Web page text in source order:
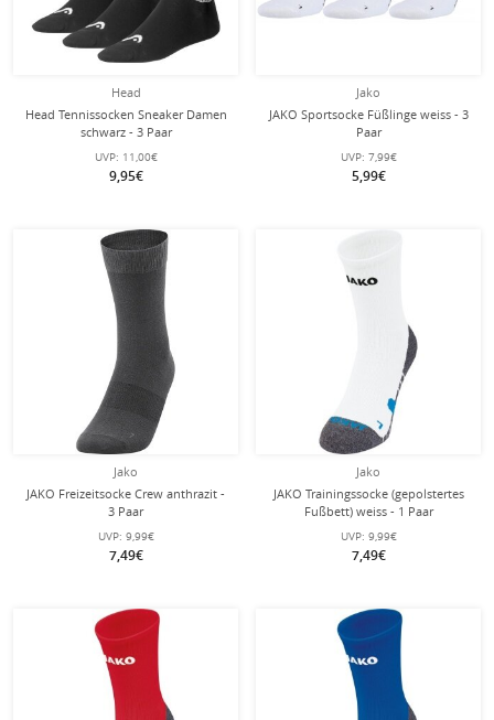
Head
Head Tennissocken Sneaker Damen
schwarz - 3 Paar
UVP: 11,00€
9,95€
Jako
JAKO Sportsocke Füßlinge weiss - 3
Paar
UVP: 7,99€
5,99€
Jako
JAKO Freizeitsocke Crew anthrazit -
3 Paar
UVP: 9,99€
7,49€
Jako
JAKO Trainingssocke (gepolstertes
Fußbett) weiss - 1 Paar
UVP: 9,99€
7,49€